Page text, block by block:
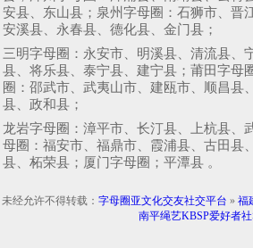
安县、东山县；泉州字母圈：石狮市、晋
安溪县、永春县、德化县、金门县；
三明字母圈：永安市、明溪县、清流县、
县、将乐县、泰宁县、建宁县；莆田字母
圈：邵武市、武夷山市、建瓯市、顺昌县
县、政和县；
龙岩字母圈：漳平市、长汀县、上杭县、
母圈：福安市、福鼎市、霞浦县、古田县
县、柘荣县；厦门字母圈；平潭县 。
未经允许不得转载： 字母圈亚文化交友社交平台 » 福
南平绳艺KBSP爱好者